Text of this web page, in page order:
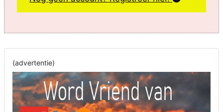
(advertentie)